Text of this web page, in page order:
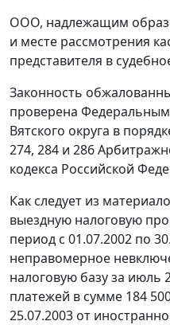
ООО, надлежащим
и месте рассмотрения
представителя в
Законность
проверена
Вятского округа в
274, 284 и 286
кодекса Российской
Как следует из
выездную налоговую
период с 01.07.2002 по
неправомерное
налоговую базу за июль
платежей в сумме 184
25.07.2003 от